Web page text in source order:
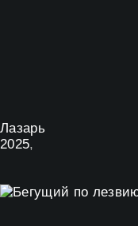
Лазарь
2025,